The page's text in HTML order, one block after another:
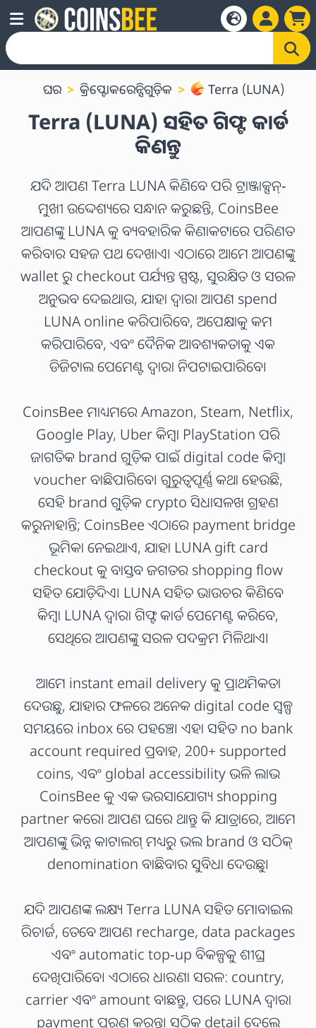
ଘର କ୍ରିପ୍ଟୋକରେନ୍ସିଗୁଡ଼ିକ Terra (LUNA)
Terra (LUNA) ସହିତ ଗିଫ୍ଟ କାର୍ଡ
କିଣନ୍ତୁ
ଯଦି ଆପଣ Terra LUNA କିଣିବେ ପରି ଟ୍ରାଞ୍ଜାକ୍ସନ୍-
ମୁଖୀ ଉଦ୍ଦେଶ୍ୟରେ ସନ୍ଧାନ କରୁଛନ୍ତି, CoinsBee
ଆପଣଙ୍କୁ LUNA କୁ ବ୍ୟବହାରିକ କିଣାକଟାରେ ପରିଣତ
କରିବାର ସହଜ ପଥ ଦେଖାଏ। ଏଠାରେ ଆମେ ଆପଣଙ୍କୁ
wallet ରୁ checkout ପର୍ଯ୍ୟନ୍ତ ସ୍ପଷ୍ଟ, ସୁରକ୍ଷିତ ଓ ସରଳ
ଅନୁଭବ ଦେଇଥାଉ, ଯାହା ଦ୍ୱାରା ଆପଣ spend
LUNA online କରିପାରିବେ, ଅପେକ୍ଷାକୁ କମ
କରିପାରିବେ, ଏବଂ ଦୈନିକ ଆବଶ୍ୟକତାକୁ ଏକ
ଡିଜିଟାଲ ପେମେଣ୍ଟ ଦ୍ୱାରା ନିପଟାଇପାରିବେ।
CoinsBee ମାଧ୍ୟମରେ Amazon, Steam, Netflix,
Google Play, Uber କିମ୍ବା PlayStation ପରି
ଜାଗତିକ brand ଗୁଡ଼ିକ ପାଇଁ digital code କିମ୍ବା
voucher ବାଛିପାରିବେ। ଗୁରୁତ୍ୱପୂର୍ଣ୍ଣ କଥା ହେଉଛି,
ସେହି brand ଗୁଡ଼ିକ crypto ସିଧାସଳଖ ଗ୍ରହଣ
କରୁନାହାନ୍ତି; CoinsBee ଏଠାରେ payment bridge
ଭୂମିକା ନେଇଥାଏ, ଯାହା LUNA gift card
checkout କୁ ବାସ୍ତବ ଜଗତର shopping flow
ସହିତ ଯୋଡ଼ିଦିଏ। LUNA ସହିତ ଭାଉଚର କିଣିବେ
କିମ୍ବା LUNA ଦ୍ୱାରା ଗିଫ୍ଟ କାର୍ଡ ପେମେଣ୍ଟ କରିବେ,
ସେଥିରେ ଆପଣଙ୍କୁ ସରଳ ପଦକ୍ରମ ମିଳିଥାଏ।
ଆମେ instant email delivery କୁ ପ୍ରାଥମିକତା
ଦେଉଛୁ, ଯାହାର ଫଳରେ ଅନେକ digital code ସ୍ଵଳ୍ପ
ସମୟରେ inbox ରେ ପହଞ୍ଚେ। ଏହା ସହିତ no bank
account required ପ୍ରବାହ, 200+ supported
coins, ଏବଂ global accessibility ଭଳି ଲାଭ
CoinsBee କୁ ଏକ ଭରସାଯୋଗ୍ୟ shopping
partner କରେ। ଆପଣ ଘରେ ଥାନ୍ତୁ କି ଯାତ୍ରାରେ, ଆମେ
ଆପଣଙ୍କୁ ଭିନ୍ନ କାଟାଲଗ୍ ମଧ୍ୟରୁ ଭଲ brand ଓ ସଠିକ୍
denomination ବାଛିବାର ସୁବିଧା ଦେଉଛୁ।
ଯଦି ଆପଣଙ୍କ ଲକ୍ଷ୍ୟ Terra LUNA ସହିତ ମୋବାଇଲ
ରିଚାର୍ଜ, ତେବେ ଆପଣ recharge, data packages
ଏବଂ automatic top-up ବିକଳ୍ପକୁ ଶୀଘ୍ର
ଦେଖିପାରିବେ। ଏଠାରେ ଧାରଣା ସରଳ: country,
carrier ଏବଂ amount ବାଛନ୍ତୁ, ପରେ LUNA ଦ୍ୱାରା
payment ପୂରଣ କରନ୍ତୁ। ସଠିକ୍ detail ଦେଲେ